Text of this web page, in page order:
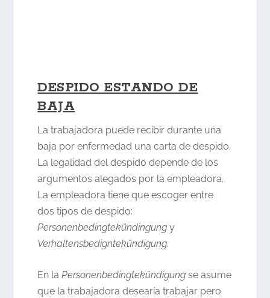
DESPIDO ESTANDO DE
BAJA
La trabajadora puede recibir durante una
baja por enfermedad una carta de despido.
La legalidad del despido depende de los
argumentos alegados por la empleadora.
La empleadora tiene que escoger entre
dos tipos de despido:
Personenbedingtekündingung y
Verhaltensbedigntekündigung.
En laPersonenbedingtekündigung se asume
que la trabajadora desearía trabajar pero